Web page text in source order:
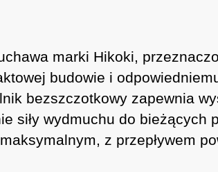
marki Hikoki,
budowie i
bezszczotkowy zapewnia
siły wydmuchu do
z przepływem